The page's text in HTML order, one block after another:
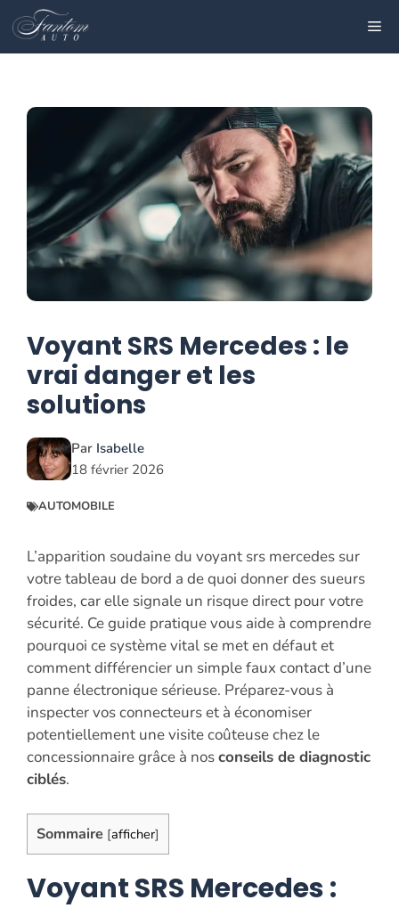
au
contenu
Voyant SRS Mercedes : le
vrai danger et les
solutions
Par Isabelle
18 février 2026
AUTOMOBILE
L’apparition soudaine du voyant srs mercedes sur
votre tableau de bord a de quoi donner des sueurs
froides, car elle signale un risque direct pour votre
sécurité. Ce guide pratique vous aide à comprendre
pourquoi ce système vital se met en défaut et
comment différencier un simple faux contact d’une
panne électronique sérieuse. Préparez-vous à
inspecter vos connecteurs et à économiser
potentiellement une visite coûteuse chez le
concessionnaire grâce à nosconseils de diagnostic
ciblés.
Sommaire [afficher]
Voyant SRS Mercedes :